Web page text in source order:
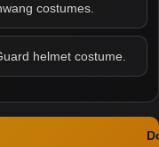
costumes.
helmet costume.